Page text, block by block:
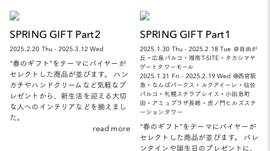
SPRING GIFT Part2
2025.2.20 Thu - 2025.3.12 Wed
“春のギフト”をテーマにバイヤーが
セレクトした商品が並びます。 ハン
カチやハンドクリームなど気軽なプ
レゼントから、新生活を迎える大切
な人へのインテリアなどを揃えまし
た。
read more
SPRING GIFT Part1
2025.1.30 Thu - 2025.2.18 Tue ＠自由が
丘・広島パルコ・湘南T-SITE・タカシマヤ
ゲートタワーモール
2025.1.31 Fri - 2025.2.19 Wed @西宮阪
急・なんばパークス・ルクアイーレ・仙台
パルコ・札幌ステラプレイス・小田急町
田・アミュプラザ長崎・虎ノ門ヒルズステ
ーションタワー
“春のギフト”をテーマにバイヤーが
セレクトした商品が並びます。 バレ
ンタインや誕生日のプレゼントに、